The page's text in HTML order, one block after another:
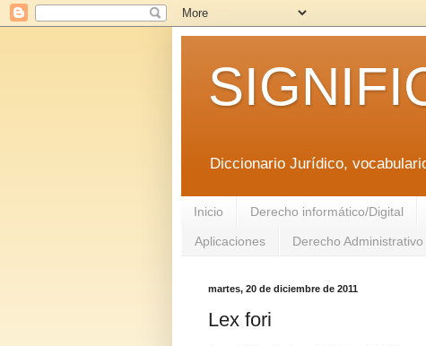
Diccionario Jurídico,
Inicio Derecho informático/Digital
Aplicaciones Derecho Administrativo
martes, 20 de diciembre de 2011
Lex fori